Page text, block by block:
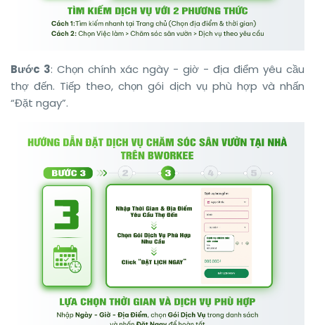
Bước 3: Chọn chính xác ngày - giờ - địa điểm yêu cầu
thợ đến. Tiếp theo, chọn gói dịch vụ phù hợp và nhấn
“Đặt ngay”.